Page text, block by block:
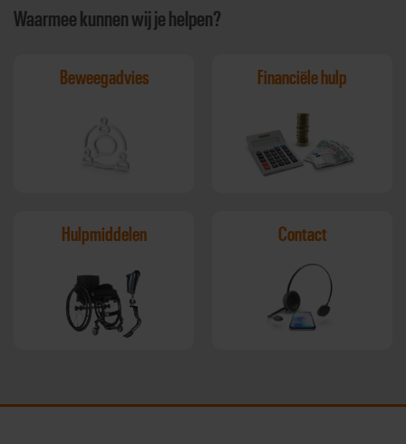
Waarmee kunnen wij je helpen?
Beweegadvies Financiële hulp
Hulpmiddelen Contact